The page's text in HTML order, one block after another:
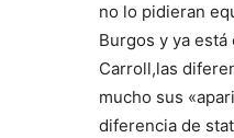
no lo pidieran
Burgos y ya
Carroll,las
mucho sus
diferencia de